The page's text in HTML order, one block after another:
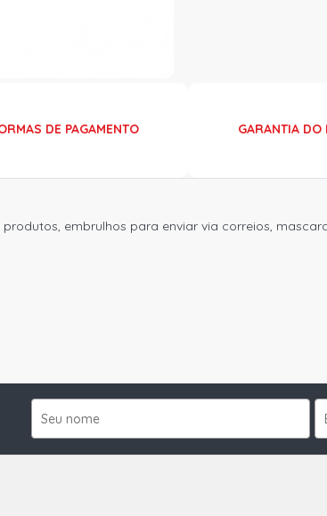
DE PAGAMENTO GARANTIA DO
embrulhos para enviar via correios,